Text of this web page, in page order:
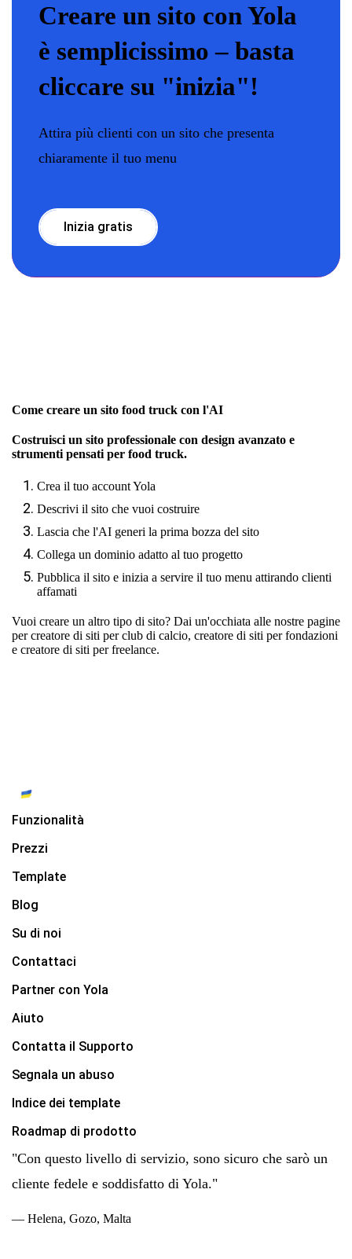
Creare un sito con Yola
è semplicissimo – basta
cliccare su "inizia"!
Attira più clienti con un sito che presenta
chiaramente il tuo menu
Inizia gratis
Come creare un sito food truck con l'AI
Costruisci un sito professionale con design avanzato e
strumenti pensati per food truck.
Crea il tuo account Yola
Descrivi il sito che vuoi costruire
Lascia che l'AI generi la prima bozza del sito
Collega un dominio adatto al tuo progetto
Pubblica il sito e inizia a servire il tuo menu attirando clienti
affamati
Vuoi creare un altro tipo di sito? Dai un'occhiata alle nostre pagine
percreatore di siti per club di calcio, creatore di siti per fondazioni
e creatore di siti per freelance.
Funzionalità
Prezzi
Template
Blog
Su di noi
Contattaci
Partner con Yola
Aiuto
Contatta il Supporto
Segnala un abuso
Indice dei template
Roadmap di prodotto
"Con questo livello di servizio, sono sicuro che sarò un
cliente fedele e soddisfatto di Yola."
— Helena, Gozo, Malta